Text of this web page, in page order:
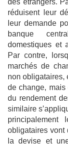
des étrangers.
réduisent leur
leur demande
banque
domestiques et
Par contre,
marchés de
non obligataires,
de change, mais
du rendement
similaire
obligataires vont
la devise et